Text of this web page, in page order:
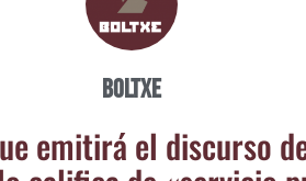
Boltxe
emi­ti­rá el dis­cur­so